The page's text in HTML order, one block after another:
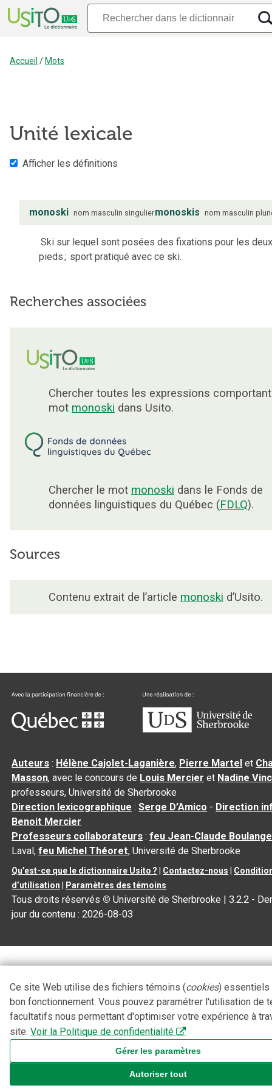
Accueil / Mots
Unité lexicale
Afficher les définitions
monoski nom masculin singuliermonoskis nom masculin
Ski sur lequel sont posées des fixations pour les
pieds; sport pratiqué avec ce ski.
Recherches associées
Chercher toutes les expressions
mot monoski dans Usito.
Chercher le mot monoski dans le Fonds de
données linguistiques du Québec (FDLQ).
Sources
Contenu extrait de l’article monoski d’Usito.
Auteurs : Hélène Cajolet-Laganière, Pierre Martel et
Masson, avec le concours de Louis Mercier et Nadine
professeurs, Université de Sherbrooke
Direction lexicographique :Serge D’Amico - Direction
Benoit Mercier
Professeurs collaborateurs :feu Jean-Claude
Laval,feu Michel Théoret, Université de Sherbrooke
Qu’est-ce que le dictionnaire Usito ? Contactez-nous
d’utilisation
Paramètres des témoins
Tous droits réservés © Université de Sherbrooke |3.2.2 -
jour du contenu :2026-08-03
Ce site Web utilise des fichiers témoins (cookies) essentiels
bon fonctionnement. Vous pouvez paramétrer l'utilisation de
facultatifs nous permettant d'optimiser votre expérience à
site. Voir la Politique de confidentialité
Gérer les paramètres
Autoriser tout